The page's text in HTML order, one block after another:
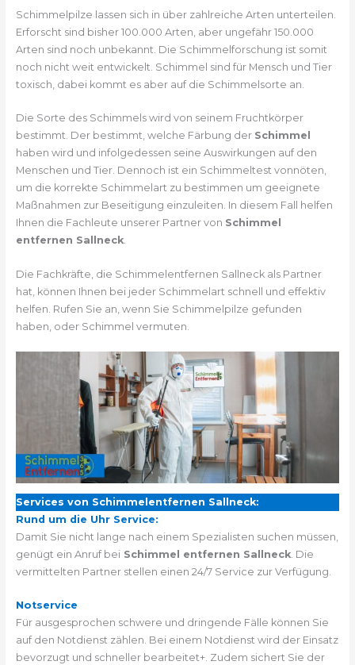
Schimmelpilze lassen sich in über zahlreiche Arten unterteilen.
Erforscht sind bisher 100.000 Arten, aber ungefähr 150.000
Arten sind noch unbekannt. Die Schimmelforschung ist somit
noch nicht weit entwickelt. Schimmel sind für Mensch und Tier
toxisch, dabei kommt es aber auf die Schimmelsorte an.
Die Sorte des Schimmels wird von seinem Fruchtkörper
bestimmt. Der bestimmt, welche Färbung der Schimmel
haben wird und infolgedessen seine Auswirkungen auf den
Menschen und Tier. Dennoch ist ein Schimmeltest vonnöten,
um die korrekte Schimmelart zu bestimmen um geeignete
Maßnahmen zur Beseitigung einzuleiten. In diesem Fall helfen
Ihnen die Fachleute unserer Partner von Schimmel
entfernen Sallneck.
Die Fachkräfte, die Schimmelentfernen Sallneck als Partner
hat, können Ihnen bei jeder Schimmelart schnell und effektiv
helfen. Rufen Sie an, wenn Sie Schimmelpilze gefunden
haben, oder Schimmel vermuten.
Services von Schimmelentfernen Sallneck:
Rund um die Uhr Service:
Damit Sie nicht lange nach einem Spezialisten suchen müssen,
genügt ein Anruf bei Schimmel entfernen Sallneck. Die
vermittelten Partner stellen einen 24/7 Service zur Verfügung.
Notservice
Für ausgesprochen schwere und dringende Fälle können Sie
auf den Notdienst zählen. Bei einem Notdienst wird der Einsatz
bevorzugt und schneller bearbeitet+. Zudem sichert Sie der